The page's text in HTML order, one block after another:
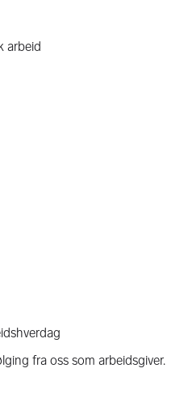
arbeid
fra oss som arbeidsgiver.